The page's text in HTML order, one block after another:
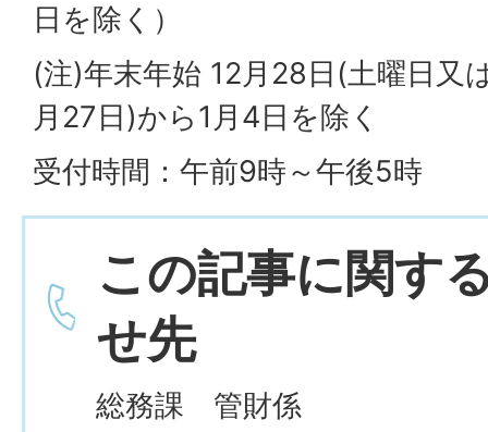
日を除く）
(注)年末年始 12月28日(土曜日又
月27日)から1月4日を除く
受付時間：午前9時～午後5時
この記事に関す
せ先
総務課 管財係